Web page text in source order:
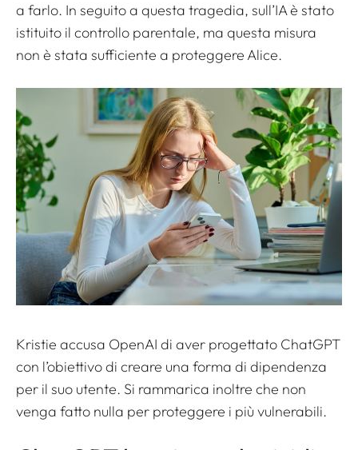
a farlo. In seguito a questa tragedia, sull’IA è stato
istituito il controllo parentale, ma questa misura
non è stata sufficiente a proteggere Alice.
Kristie accusa OpenAI di aver progettato ChatGPT
con l’obiettivo di creare una forma di dipendenza
per il suo utente. Si rammarica inoltre che non
venga fatto nulla per proteggere i più vulnerabili.